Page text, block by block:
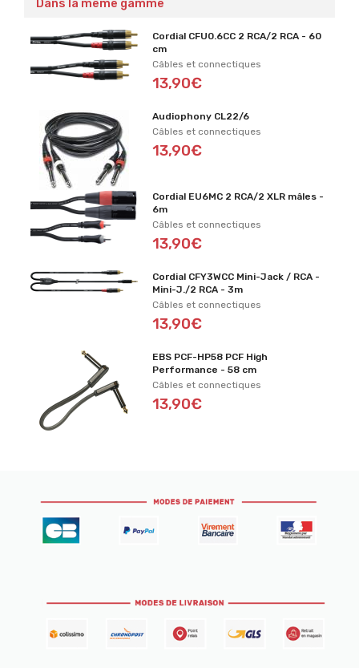
Dans la même gamme
Cordial CFU0.6CC 2 RCA/2 RCA - 60
cm
Câbles et connectiques
13,90€
Audiophony CL22/6
Câbles et connectiques
13,90€
Cordial EU6MC 2 RCA/2 XLR mâles -
6m
Câbles et connectiques
13,90€
Cordial CFY3WCC Mini-Jack / RCA -
Mini-J./2 RCA - 3m
Câbles et connectiques
13,90€
EBS PCF-HP58 PCF High
Performance - 58 cm
Câbles et connectiques
13,90€